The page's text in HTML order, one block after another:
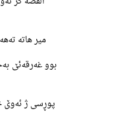
میر هاتە
بوو غەرقەئێ
پوڕسی ژ